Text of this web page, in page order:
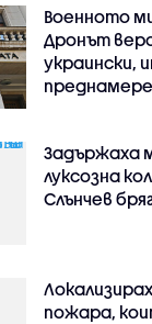
Военното
Дронът
украински,
Задържаха
луксозна
Слънчев
пожара,